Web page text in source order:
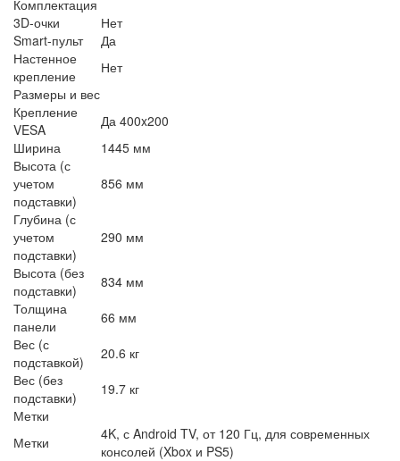
Комплектация
3D-очки
Нет
Smart-пульт
Да
Настенное
крепление
Нет
Размеры и вес
Крепление
VESA
Да 400x200
Ширина
1445 мм
Высота (с
учетом
подставки)
856 мм
Глубина (с
учетом
подставки)
290 мм
Высота (без
подставки)
834 мм
Толщина
панели
66 мм
Вес (с
подставкой)
20.6 кг
Вес (без
подставки)
19.7 кг
Метки
Метки
4K, с Android TV, от 120 Гц, для современных
консолей (Xbox и PS5)